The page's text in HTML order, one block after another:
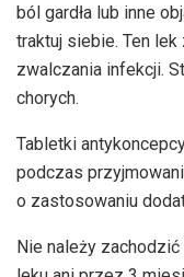
ból gardła lub inne
traktuj siebie. Ten
zwalczania infekcji.
chorych.
Tabletki
podczas
o zastosowaniu
Nie należy